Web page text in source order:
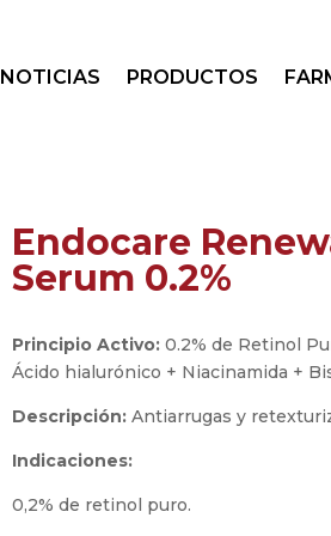
NOTICIAS PRODUCTOS
Endocare
Serum 0.2%
Principio Activo:0.2% de Retinol
Ácido hialurónico + Niacinamida +
Descripción:Antiarrugas y
Indicaciones:
0,2% de retinol puro.